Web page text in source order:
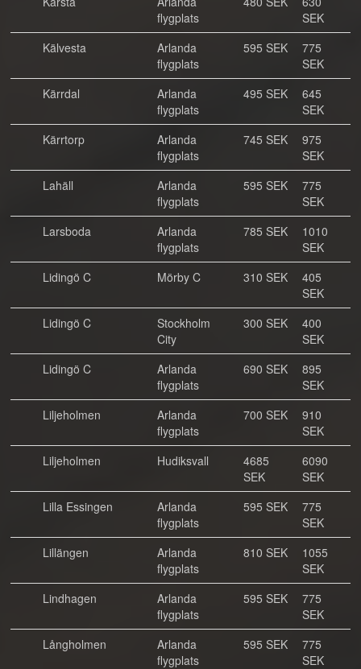
flygplats
SEK
Kälvesta
Arlanda
flygplats
595 SEK
775
SEK
Kärrdal
Arlanda
flygplats
495 SEK
645
SEK
Kärrtorp
Arlanda
flygplats
745 SEK
975
SEK
Lahäll
Arlanda
flygplats
595 SEK
775
SEK
Larsboda
Arlanda
flygplats
785 SEK
1010
SEK
Lidingö C
Mörby C 310 SEK
405
SEK
Lidingö C
Stockholm
City
300 SEK
400
SEK
Lidingö C
Arlanda
flygplats
690 SEK
895
SEK
Liljeholmen
Arlanda
flygplats
700 SEK
910
SEK
Liljeholmen
Hudiksvall
4685
SEK
6090
SEK
Lilla Essingen
Arlanda
flygplats
595 SEK
775
SEK
Lillängen
Arlanda
flygplats
810 SEK
1055
SEK
Lindhagen
Arlanda
flygplats
595 SEK
775
SEK
Långholmen
Arlanda
flygplats
595 SEK
775
SEK